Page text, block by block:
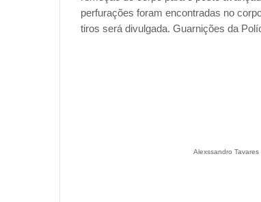
perfurações foram encontradas no
tiros será divulgada. Guarnições da
Alexssandro